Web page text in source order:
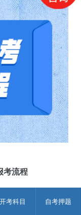
开考科目 自考押题
流程
考证号且个人信息